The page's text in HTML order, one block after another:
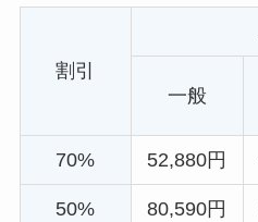
割引
一般
70% 52,880円
50% 80,590円